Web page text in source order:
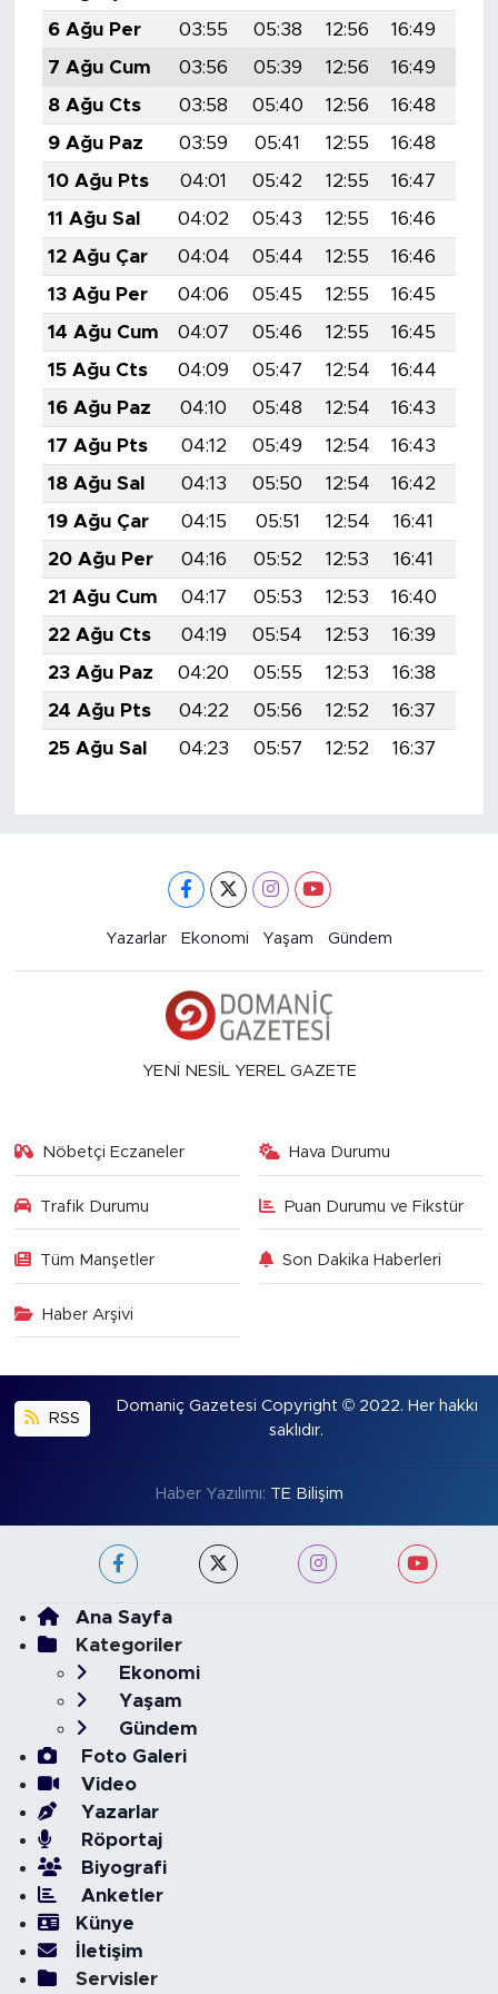
6 Ağu Per
03:55 05:38 12:56 16:49
7 Ağu Cum
03:56 05:39 12:56 16:49
8 Ağu Cts
03:58 05:40 12:56 16:48
9 Ağu Paz
03:59 05:41 12:55 16:48
10 Ağu Pts
04:01 05:42 12:55 16:47
11 Ağu Sal
04:02 05:43 12:55 16:46
12 Ağu Çar
04:04 05:44 12:55 16:46
13 Ağu Per
04:06 05:45 12:55 16:45
14 Ağu Cum
04:07 05:46 12:55 16:45
15 Ağu Cts
04:09 05:47 12:54 16:44
16 Ağu Paz
04:10 05:48 12:54 16:43
17 Ağu Pts
04:12 05:49 12:54 16:43
18 Ağu Sal
04:13 05:50 12:54 16:42
19 Ağu Çar
04:15 05:51 12:54 16:41
20 Ağu Per
04:16 05:52 12:53 16:41
21 Ağu Cum
04:17 05:53 12:53 16:40
22 Ağu Cts
04:19 05:54 12:53 16:39
23 Ağu Paz
04:20 05:55 12:53 16:38
24 Ağu Pts
04:22 05:56 12:52 16:37
25 Ağu Sal
04:23 05:57 12:52 16:37
Yazarlar Ekonomi Yaşam Gündem
YENİ NESİL YEREL GAZETE
Nöbetçi Eczaneler Hava Durumu
Trafik Durumu Puan Durumu ve Fikstür
Tüm Manşetler Son Dakika Haberleri
Haber Arşivi
RSS
Domaniç Gazetesi Copyright © 2022. Her hakkı
saklıdır.
Haber Yazılımı: TE Bilişim
Ana Sayfa
Kategoriler
Ekonomi
Yaşam
Gündem
Foto Galeri
Video
Yazarlar
Röportaj
Biyografi
Anketler
Künye
İletişim
Servisler